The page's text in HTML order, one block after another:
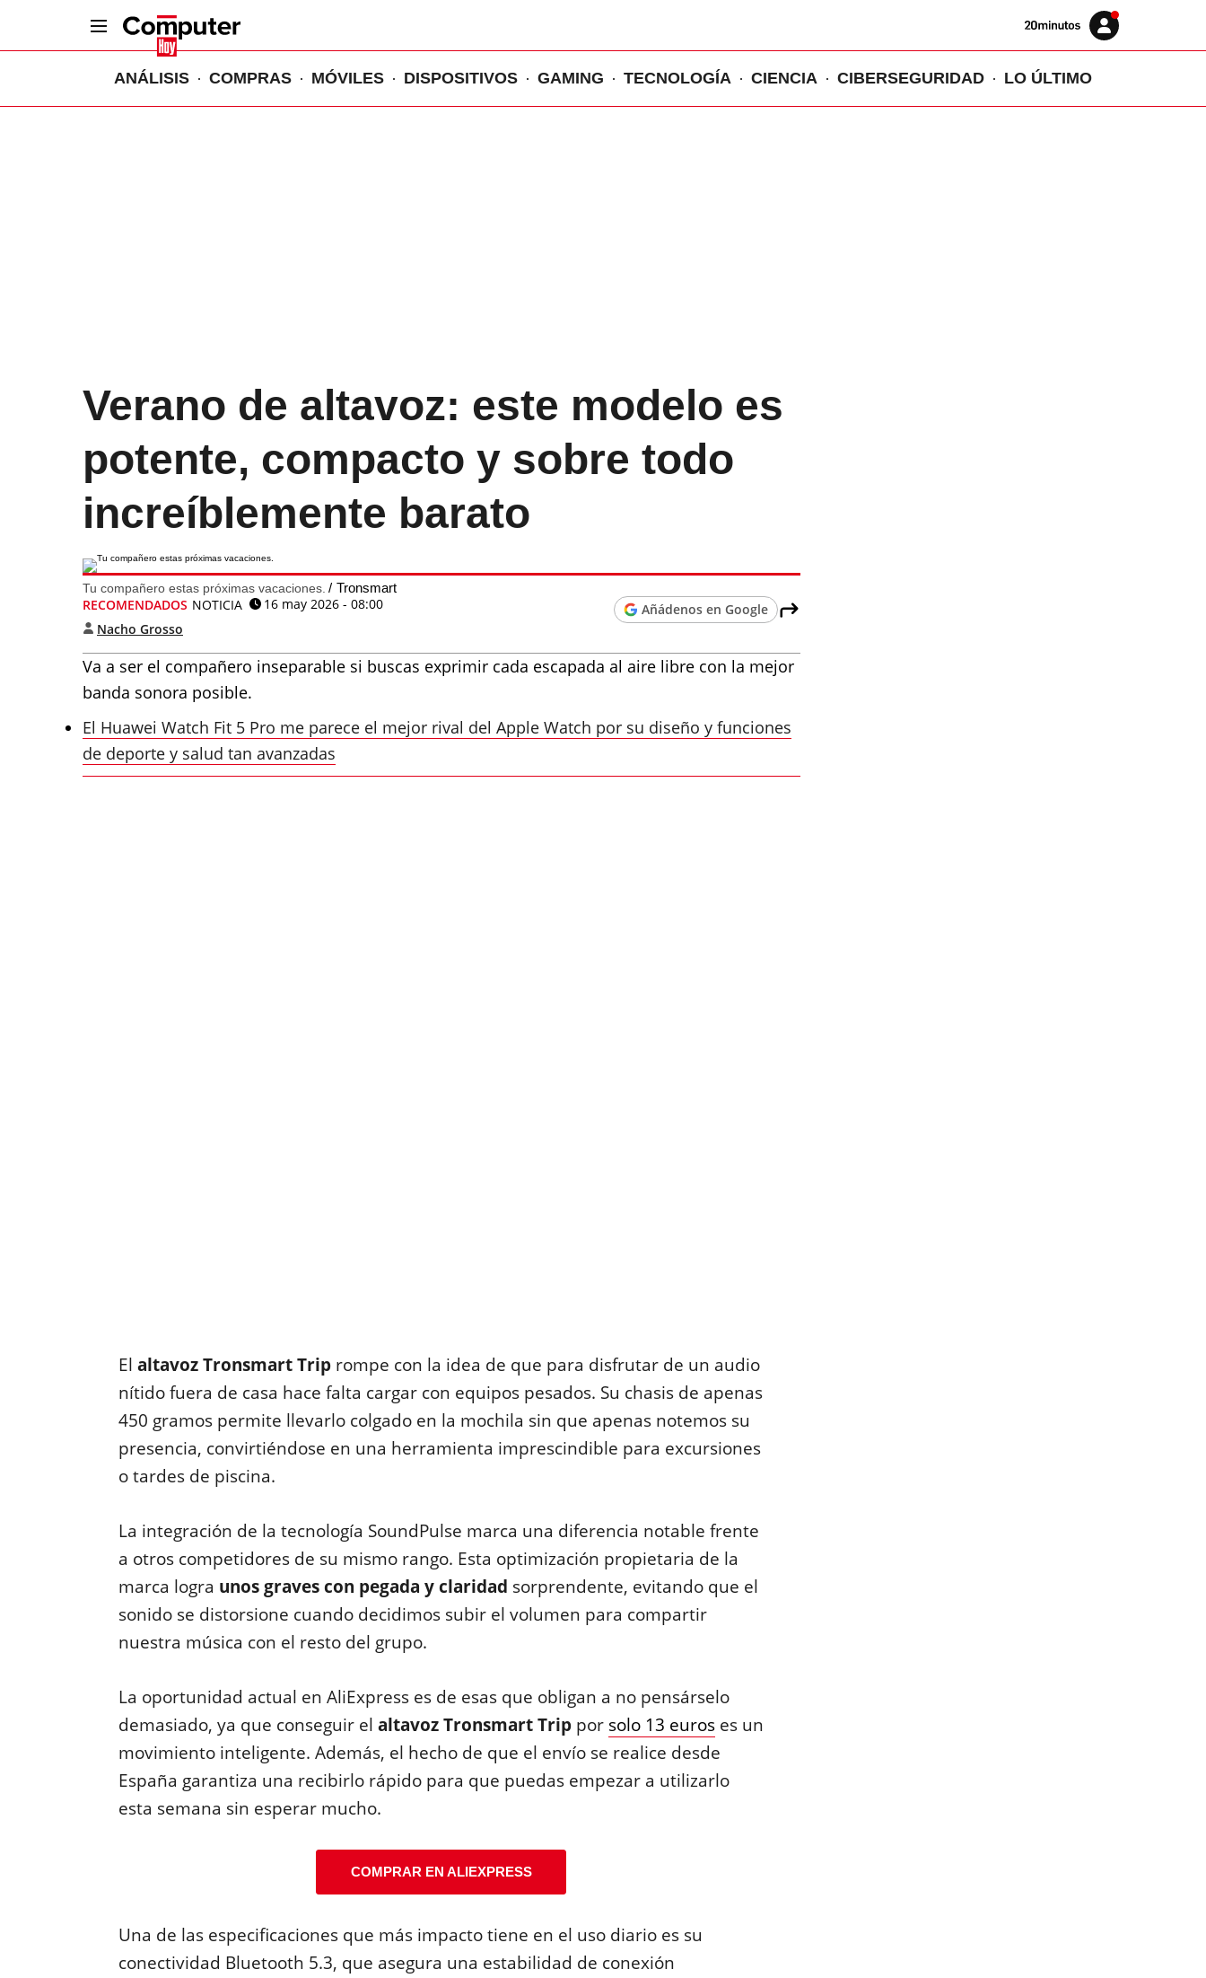
Volver
Iniciar
sesión
ANÁLISIS COMPRAS MÓVILES DISPOSITIVOS GAMING TECNOLOGÍA CIENCIA CIBERSEGURIDAD LO ÚLTIMO
Verano de altavoz: este modelo es
potente, compacto y sobre todo
increíblemente barato
Tu compañero estas próximas vacaciones. Tronsmart
RECOMENDADOS NOTICIA
16 may 2026 - 08:00
Nacho Grosso
Añádenos en Google
Va a ser el compañero inseparable si buscas exprimir cada escapada al aire libre con la mejor
banda sonora posible.
El Huawei Watch Fit 5 Pro me parece el mejor rival del Apple Watch por su diseño y funciones
de deporte y salud tan avanzadas
El altavoz Tronsmart Triprompe con la idea de que para disfrutar de un audio
nítido fuera de casa hace falta cargar con equipos pesados. Su chasis de apenas
450 gramos permite llevarlo colgado en la mochila sin que apenas notemos su
presencia, convirtiéndose en una herramienta imprescindible para excursiones
o tardes de piscina.
La integración de la tecnología SoundPulse marca una diferencia notable frente
a otros competidores de su mismo rango. Esta optimización propietaria de la
marca logra unos graves con pegada y claridad sorprendente, evitando que el
sonido se distorsione cuando decidimos subir el volumen para compartir
nuestra música con el resto del grupo.
La oportunidad actual en AliExpress es de esas que obligan a no pensárselo
demasiado, ya que conseguir el altavoz Tronsmart Trippor solo 13 euroses un
movimiento inteligente. Además, el hecho de que el envío se realice desde
España garantiza una recibirlo rápido para que puedas empezar a utilizarlo
esta semana sin esperar mucho.
COMPRAR EN ALIEXPRESS
Una de las especificaciones que más impacto tiene en el uso diario es su
conectividad Bluetooth 5.3, que asegura una estabilidad de conexión